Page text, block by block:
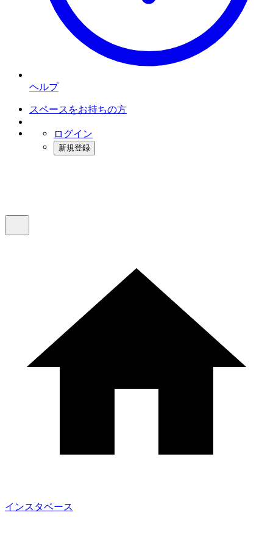
ヘルプ
スペースをお持ちの方
ログイン
新規登録
インスタベース